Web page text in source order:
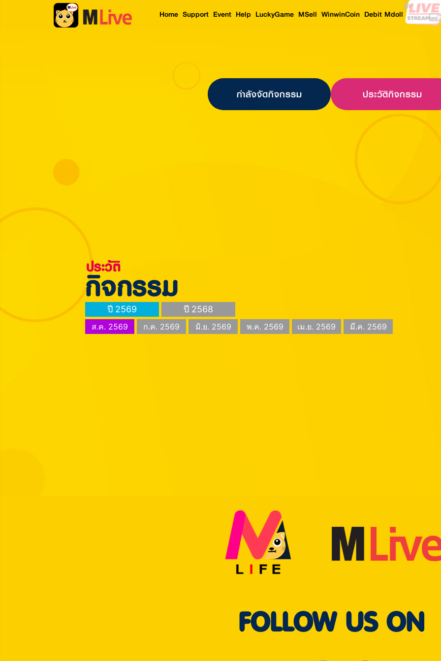
Home Support Event Help LuckyGame MSell WinwinCoin Debit Mdoll
กำลังจัดกิจกรรม ประวัติกิจกรรม
ปี 2569 ปี 2568
ส.ค. 2569 ก.ค. 2569 มิ.ย. 2569 พ.ค. 2569 เม.ย. 2569 มี.ค. 2569
FOLLOW US ON